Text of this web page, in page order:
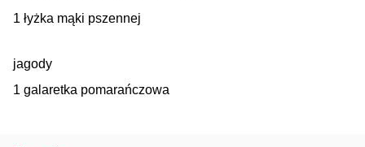
1 łyżka mąki pszennej
jagody
1 galaretka pomarańczowa